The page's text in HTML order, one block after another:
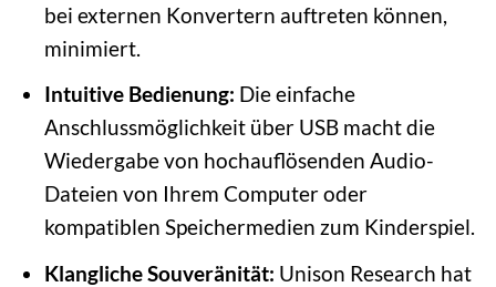
bei externen Konvertern auftreten können,
minimiert.
Intuitive Bedienung: Die einfache
Anschlussmöglichkeit über USB macht die
Wiedergabe von hochauflösenden Audio-
Dateien von Ihrem Computer oder
kompatiblen Speichermedien zum Kinderspiel.
Klangliche Souveränität: Unison Research hat